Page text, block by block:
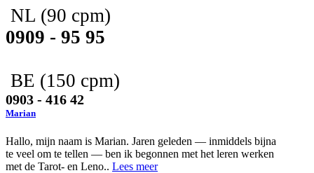
NL (90 cpm)
0909 - 95 95
BE (150 cpm)
0903 - 416 42
Marian
Hallo, mijn naam is Marian. Jaren geleden — inmiddels bijna
te veel om te tellen — ben ik begonnen met het leren werken
met de Tarot- en Leno.. Lees meer